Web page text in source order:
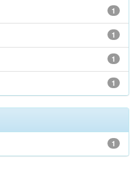
1
1
1
1
1